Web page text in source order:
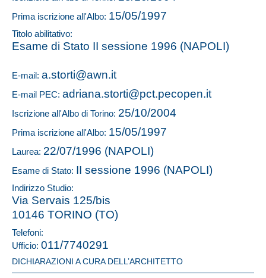
Prima iscrizione all'Albo: 15/05/1997
Titolo abilitativo:
Esame di Stato II sessione 1996 (NAPOLI)
E-mail: a.storti@awn.it
E-mail PEC: adriana.storti@pct.pecopen.it
Iscrizione all'Albo di Torino: 25/10/2004
Prima iscrizione all'Albo: 15/05/1997
Laurea: 22/07/1996 (NAPOLI)
Esame di Stato: II sessione 1996 (NAPOLI)
Indirizzo Studio:
Via Servais 125/bis
10146 TORINO (TO)
Telefoni:
Ufficio: 011/7740291
DICHIARAZIONI A CURA DELL’ARCHITETTO